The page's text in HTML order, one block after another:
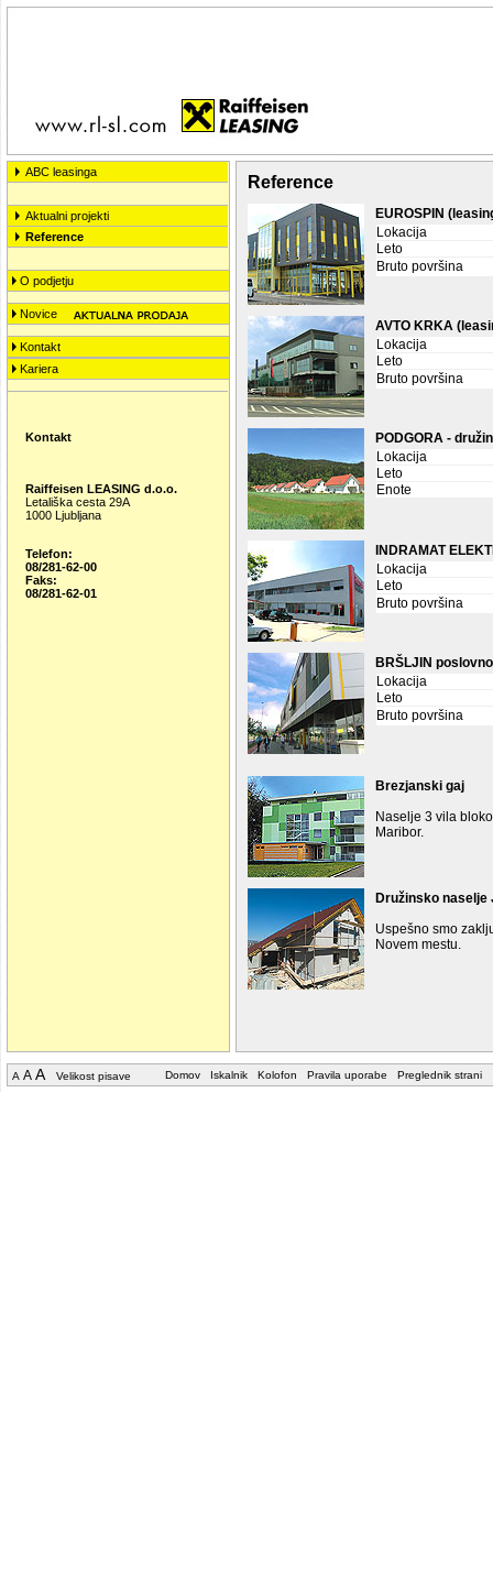
ABC leasinga
Aktualni projekti
Reference
O podjetju
Novice
Kontakt
Kariera
Kontakt
Raiffeisen LEASING d.o.o.
Letališka cesta 29A
1000 Ljubljana
Telefon:
08/281-62-00
Faks:
08/281-62-01
Reference
EUROSPIN
Lokacija
Leto
Bruto površina
AVTO KRKA
Lokacija
Leto
Bruto površina
PODGORA -
Lokacija
Leto
Enote
INDRAMAT
Lokacija
Leto
Bruto površina
BRŠLJIN
Lokacija
Leto
Bruto površina
Brezjanski gaj
Naselje 3 vila
Maribor.
Družinsko naselje
Uspešno smo
Novem mestu.
A A A Velikost pisave Domov Iskalnik Kolofon Pravila uporabe Preglednik strani